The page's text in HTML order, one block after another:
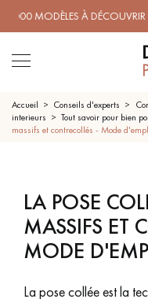
À DÉCOUVRIR
PARQUET MASSIF
SOL PLAQUÉ BOIS
PARQUET EN BOIS EXOTIQUE
Accueil Conseils d'experts
interieurs
Tout savoir pour bien
massifs et contrecollés - Mode
LA POSE
MASSIFS ET
MODE
La pose collée est la